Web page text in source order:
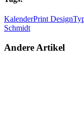
KalenderPrint Design
Schmidt
Andere Artikel